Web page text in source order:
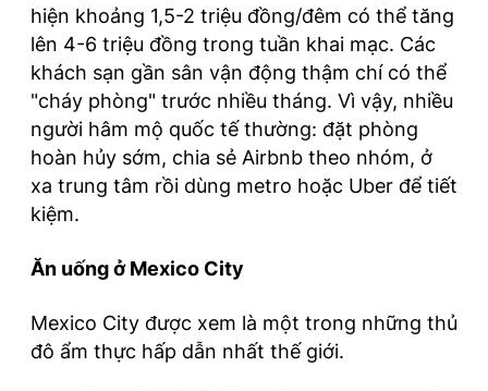
hiện khoảng 1,5-2 triệu đồng/đêm có thể tăng
lên 4-6 triệu đồng trong tuần khai mạc. Các
khách sạn gần sân vận động thậm chí có thể
"cháy phòng" trước nhiều tháng. Vì vậy, nhiều
người hâm mộ quốc tế thường: đặt phòng
hoàn hủy sớm, chia sẻ Airbnb theo nhóm, ở
xa trung tâm rồi dùng metro hoặc Uber để tiết
kiệm.
Ăn uống ở Mexico City
Mexico City được xem là một trong những thủ
đô ẩm thực hấp dẫn nhất thế giới.